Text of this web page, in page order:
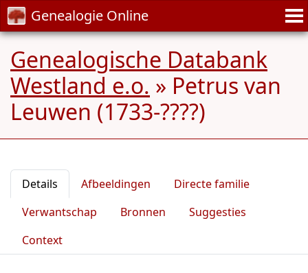
Genealogie Online
Genealogische Databank
Westland e.o. » Petrus van
Leuwen (1733-????)
Details Afbeeldingen
Directe familie
Verwantschap
Bronnen
Suggesties
Context